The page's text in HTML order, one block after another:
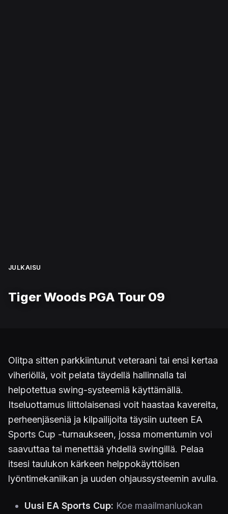
JULKAISU
Tiger Woods PGA Tour 09
Olitpa sitten parkkiintunut veteraani tai ensi kertaa
viheriöllä, voit pelata täydellä hallinnalla tai
helpotettua swing-systeemiä käyttämällä.
Itseluottamus liittolaisenasi voit haastaa kavereita,
perheenjäseniä ja kilpailijoita täysiin uuteen EA
Sports Cup -turnaukseen, jossa momentumin voi
saavuttaa tai menettää yhdellä swingillä. Pelaa
itsesi taulukon kärkeen helppokäyttöisen
lyöntimekaniikan ja uuden ohjaussysteemin avulla.
Uusi EA Sports Cup: Koe maailmanluokan